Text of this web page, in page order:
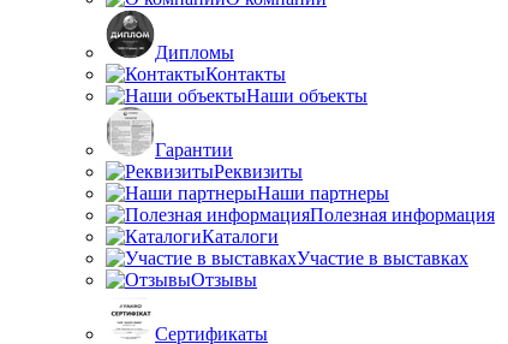
Дипломы
Контакты
Наши объекты
Гарантии
Реквизиты
Наши партнеры
Полезная информация
Каталоги
Участие в выставках
Отзывы
Сертификаты